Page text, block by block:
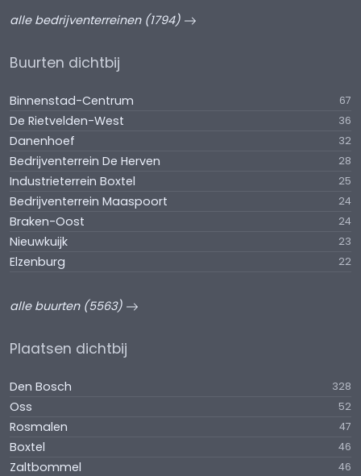
alle bedrijventerreinen (1794)
Buurten dichtbij
Binnenstad-Centrum 67
De Rietvelden-West 36
Danenhoef 32
Bedrijventerrein De Herven 28
Industrieterrein Boxtel 25
Bedrijventerrein Maaspoort 24
Braken-Oost 24
Nieuwkuijk 23
Elzenburg 22
alle buurten (5563)
Plaatsen dichtbij
Den Bosch 328
Oss 52
Rosmalen 47
Boxtel 46
Zaltbommel 46